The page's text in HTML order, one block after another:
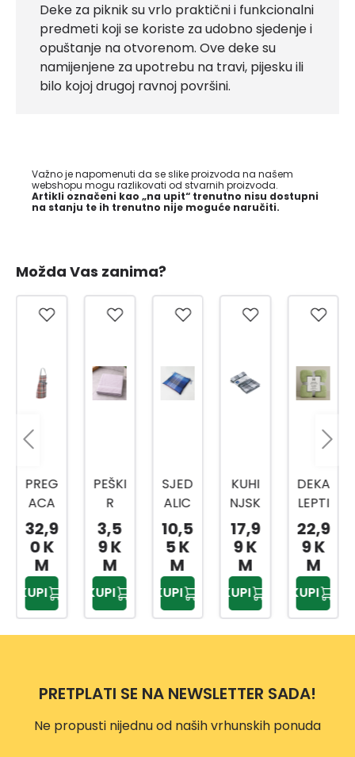
Deke za piknik su vrlo praktični i funkcionalni
predmeti koji se koriste za udobno sjedenje i
opuštanje na otvorenom. Ove deke su
namijenjene za upotrebu na travi, pijesku ili
bilo kojoj drugoj ravnoj površini.
Važno je napomenuti da se slike proizvoda na našem
webshopu mogu razlikovati od stvarnih proizvoda.
Artikli označeni kao „na upit“ trenutno nisu dostupni
na stanju te ih trenutno nije moguće naručiti.
Možda Vas zanima?
PREG
ACA
TABE
A
80X6
7CM
KARI
RAN
A
UK-
14
32,9
0 K
M
KUPI
PEŠKI
R
50X8
0 CM
HKT
3,5
9 K
M
KUPI
SJED
ALIC
A
KANE
O
45X4
5X5C
M
10,5
5 K
M
KUPI
KUHI
NJSK
E
KRPE
PASA
DO 3
KOM
SIVE
65X4
PAM
12322
17,9
9 K
M
KUPI
DEKA
LEPTI
R
200X
230
CM
DP42
73
22,9
9 K
M
KUPI
PRETPLATI SE NA NEWSLETTER SADA!
Ne propusti nijednu od naših vrhunskih ponuda